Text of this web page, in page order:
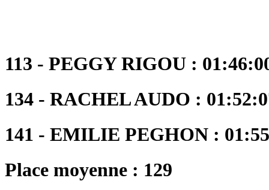
113 - PEGGY RIGOU :
134 - RACHEL AUDO :
141 - EMILIE PEGHON :
Place moyenne : 129